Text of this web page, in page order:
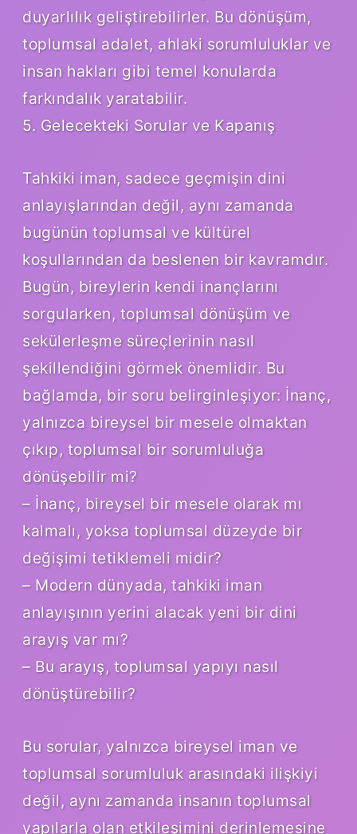
duyarlılık geliştirebilirler. Bu dönüşüm,
toplumsal adalet, ahlaki sorumluluklar ve
insan hakları gibi temel konularda
farkındalık yaratabilir.
5. Gelecekteki Sorular ve Kapanış
Tahkiki iman, sadece geçmişin dini
anlayışlarından değil, aynı zamanda
bugünün toplumsal ve kültürel
koşullarından da beslenen bir kavramdır.
Bugün, bireylerin kendi inançlarını
sorgularken, toplumsal dönüşüm ve
sekülerleşme süreçlerinin nasıl
şekillendiğini görmek önemlidir. Bu
bağlamda, bir soru belirginleşiyor: İnanç,
yalnızca bireysel bir mesele olmaktan
çıkıp, toplumsal bir sorumluluğa
dönüşebilir mi?
– İnanç, bireysel bir mesele olarak mı
kalmalı, yoksa toplumsal düzeyde bir
değişimi tetiklemeli midir?
– Modern dünyada, tahkiki iman
anlayışının yerini alacak yeni bir dini
arayış var mı?
– Bu arayış, toplumsal yapıyı nasıl
dönüştürebilir?
Bu sorular, yalnızca bireysel iman ve
toplumsal sorumluluk arasındaki ilişkiyi
değil, aynı zamanda insanın toplumsal
yapılarla olan etkileşimini derinlemesine